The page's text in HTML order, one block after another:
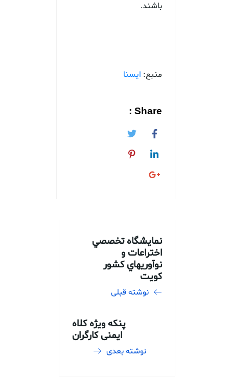
باشند.
منبع: ایسنا
Share :
نمايشگاه تخصصي
اختراعات و
نوآوريهاي كشور
كويت
نوشته قبلی
پنکه ویژه کلاه
ایمنی کارگران
نوشته بعدی